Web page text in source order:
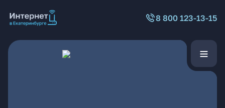
8 800 123-13-15